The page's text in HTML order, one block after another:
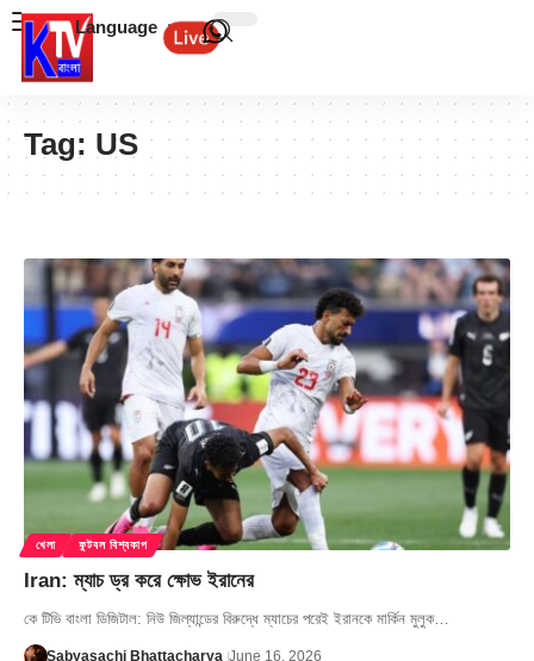
Language
Tag: US
খেলা ফুটবল বিশ্বকাপ
Iran: ম্যাচ ড্র করে ক্ষোভ ইরানের
কে টিভি বাংলা ডিজিটাল: নিউ জিল্যান্ডের বিরুদ্ধে ম্যাচের পরেই ইরানকে মার্কিন মুলুক…
Sabyasachi Bhattacharya June 16, 2026